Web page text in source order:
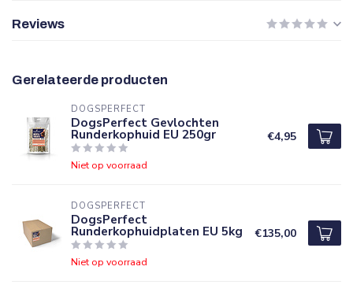
Reviews
Gerelateerde producten
DOGSPERFECT
DogsPerfect Gevlochten
Runderkophuid EU 250gr
Niet op voorraad
€4,95
DOGSPERFECT
DogsPerfect
Runderkophuidplaten EU 5kg
Niet op voorraad
€135,00